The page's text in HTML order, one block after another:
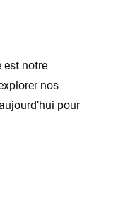
est notre
nos
pour